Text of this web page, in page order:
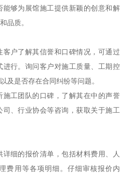
够为展馆施工提供新颖的创意和解
品质。
户了解其信誉和口碑情况，可通过
行。询问客户对施工质量、工期控
及是否存在合同纠纷等问题。
工团队的口碑，了解其在中的声誉
、行业协会等咨询，获取关于施工
细的报价清单，包括材料费用、人
费用等各项明细。仔细审核报价内